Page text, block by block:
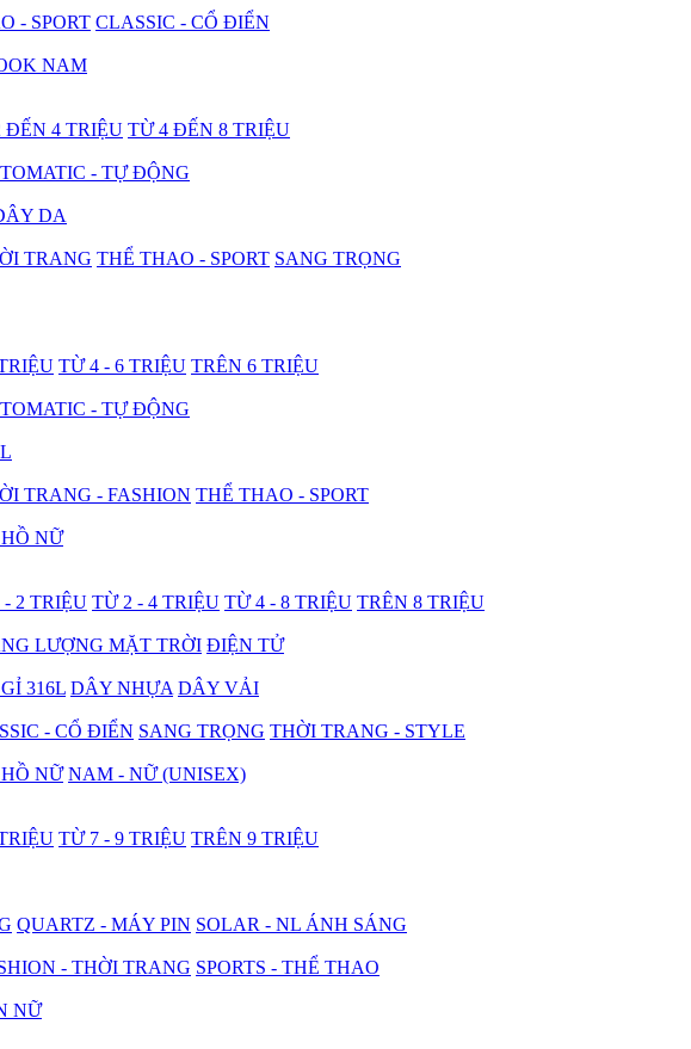
- SPORT CLASSIC - CỔ ĐIỂN
NAM
ĐẾN 4 TRIỆU TỪ 4 ĐẾN 8 TRIỆU
- TỰ ĐỘNG
DA
TRANG THỂ THAO - SPORT SANG TRỌNG
TỪ 4 - 6 TRIỆU TRÊN 6 TRIỆU
- TỰ ĐỘNG
TRANG - FASHION THỂ THAO - SPORT
NỮ
- 2 TRIỆU TỪ 2 - 4 TRIỆU TỪ 4 - 8 TRIỆU TRÊN 8 TRIỆU
LƯỢNG MẶT TRỜI ĐIỆN TỬ
316L DÂY NHỰA DÂY VẢI
- CỔ ĐIỂN SANG TRỌNG THỜI TRANG - STYLE
NỮ NAM - NỮ (UNISEX)
TỪ 7 - 9 TRIỆU TRÊN 9 TRIỆU
QUARTZ - MÁY PIN SOLAR - NL ÁNH SÁNG
- THỜI TRANG SPORTS - THỂ THAO
NỮ